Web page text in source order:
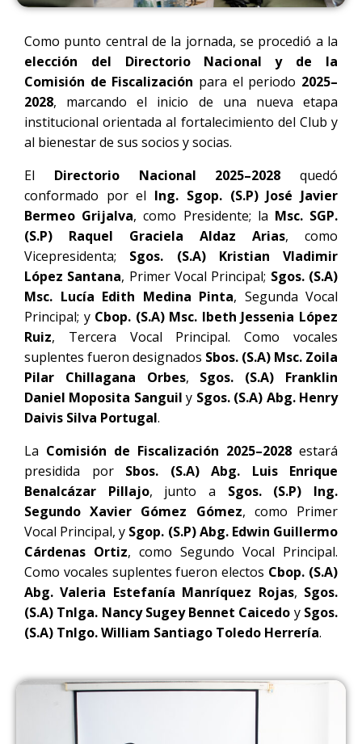
Como punto central de la jornada, se procedió a la
elección del Directorio Nacional y de la
Comisión de Fiscalización para el periodo 2025–
2028, marcando el inicio de una nueva etapa
institucional orientada al fortalecimiento del Club y
al bienestar de sus socios y socias.
El Directorio Nacional 2025–2028 quedó
conformado por el Ing. Sgop. (S.P) José Javier
Bermeo Grijalva, como Presidente; la Msc. SGP.
(S.P) Raquel Graciela Aldaz Arias, como
Vicepresidenta; Sgos. (S.A) Kristian Vladimir
López Santana, Primer Vocal Principal; Sgos. (S.A)
Msc. Lucía Edith Medina Pinta, Segunda Vocal
Principal; y Cbop. (S.A) Msc. Ibeth Jessenia López
Ruiz, Tercera Vocal Principal. Como vocales
suplentes fueron designados Sbos. (S.A) Msc. Zoila
Pilar Chillagana Orbes, Sgos. (S.A) Franklin
Daniel Moposita Sanguil y Sgos. (S.A) Abg. Henry
Daivis Silva Portugal.
La Comisión de Fiscalización 2025–2028 estará
presidida por Sbos. (S.A) Abg. Luis Enrique
Benalcázar Pillajo, junto a Sgos. (S.P) Ing.
Segundo Xavier Gómez Gómez, como Primer
Vocal Principal, y Sgop. (S.P) Abg. Edwin Guillermo
Cárdenas Ortiz, como Segundo Vocal Principal.
Como vocales suplentes fueron electos Cbop. (S.A)
Abg. Valeria Estefanía Manríquez Rojas, Sgos.
(S.A) Tnlga. Nancy Sugey Bennet Caicedo y Sgos.
(S.A) Tnlgo. William Santiago Toledo Herrería.